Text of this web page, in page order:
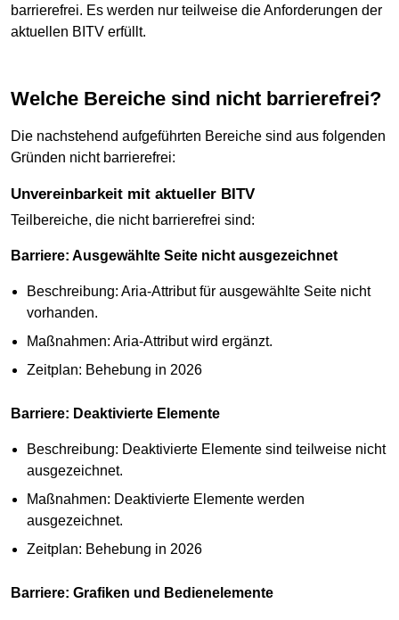
barrierefrei. Es werden nur teilweise die Anforderungen der
aktuellen BITV erfüllt.
Welche Bereiche sind nicht barrierefrei?
Die nachstehend aufgeführten Bereiche sind aus folgenden
Gründen nicht barrierefrei:
Unvereinbarkeit mit aktueller BITV
Teilbereiche, die nicht barrierefrei sind:
Barriere: Ausgewählte Seite nicht ausgezeichnet
Beschreibung: Aria-Attribut für ausgewählte Seite nicht
vorhanden.
Maßnahmen: Aria-Attribut wird ergänzt.
Zeitplan: Behebung in 2026
Barriere: Deaktivierte Elemente
Beschreibung: Deaktivierte Elemente sind teilweise nicht
ausgezeichnet.
Maßnahmen: Deaktivierte Elemente werden
ausgezeichnet.
Zeitplan: Behebung in 2026
Barriere: Grafiken und Bedienelemente